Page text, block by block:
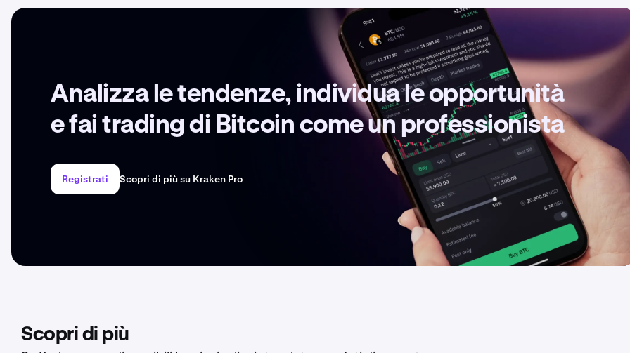
Analizza le tendenze, individua le opportunità
e fai trading di Bitcoin come un professionista
Registrati Scopri di più su Kraken Pro
Scopri di più